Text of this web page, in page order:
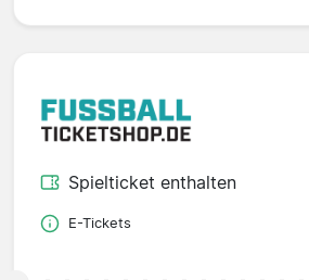
Spielticket enthalten
E-Tickets